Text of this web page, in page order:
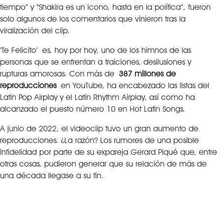
tiempo” y “Shakira es un icono, hasta en la política”, fueron
solo algunos de los comentarios que vinieron tras la
viralización del clip.
‘Te Felicito’ es, hoy por hoy, uno de los himnos de las
personas que se enfrentan a traiciones, desilusiones y
rupturas amorosas. Con más de 387 millones de
reproduccionesen YouTube, ha encabezado las listas del
Latin Pop Airplay y el Latin Rhythm Airplay, así como ha
alcanzado el puesto número 10 en Hot Latin Songs.
A junio de 2022, el videoclip tuvo un gran aumento de
reproducciones. ¿La razón? Los rumores de una posible
infidelidad por parte de su expareja Gerard Piqué que, entre
otras cosas, pudieron generar que su relación de más de
una década llegase a su fin.